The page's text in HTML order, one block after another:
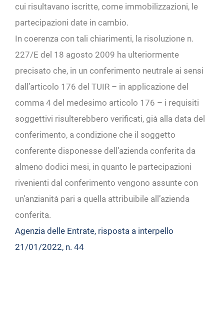
cui risultavano iscritte, come immobilizzazioni, le
partecipazioni date in cambio.
In coerenza con tali chiarimenti, la risoluzione n.
227/E del 18 agosto 2009 ha ulteriormente
precisato che, in un conferimento neutrale ai sensi
dall’articolo 176 del TUIR – in applicazione del
comma 4 del medesimo articolo 176 – i requisiti
soggettivi risulterebbero verificati, già alla data del
conferimento, a condizione che il soggetto
conferente disponesse dell’azienda conferita da
almeno dodici mesi, in quanto le partecipazioni
rivenienti dal conferimento vengono assunte con
un’anzianità pari a quella attribuibile all’azienda
conferita.
Agenzia delle Entrate, risposta a interpello
21/01/2022, n. 44